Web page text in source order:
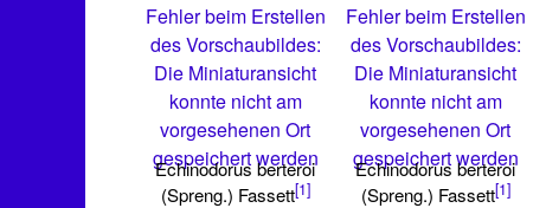
Fehler beim Erstellen
des Vorschaubildes:
Die Miniaturansicht
konnte nicht am
vorgesehenen Ort
gespeichert werden
Echinodorus berteroi
(Spreng.) Fassett[1]
Fehler beim Erstellen
des Vorschaubildes:
Die Miniaturansicht
konnte nicht am
vorgesehenen Ort
gespeichert werden
Echinodorus berteroi
(Spreng.) Fassett[1]